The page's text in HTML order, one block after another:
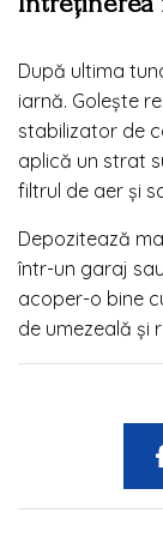
După ultima
iarnă. Golește
stabilizator de
aplică un strat
filtrul de aer și
Depozitează
într-un garaj
acoper-o bine
de umezeală și